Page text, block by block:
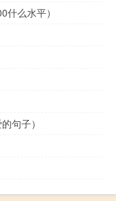
么水平）
句子）